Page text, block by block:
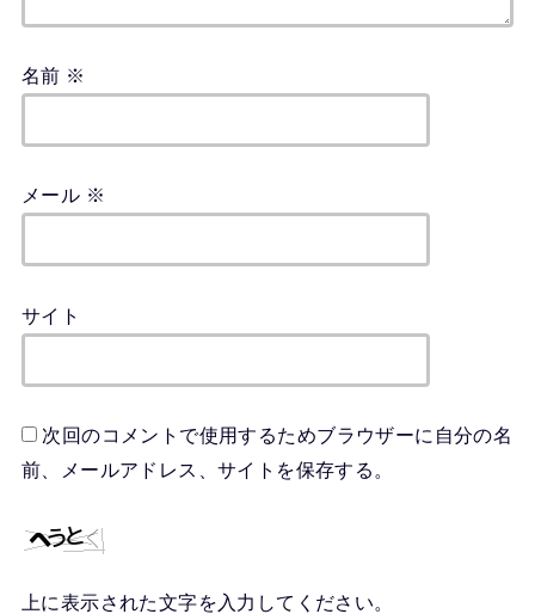
名前 ※
メール ※
サイト
次回のコメントで使用するためブラウザーに自分の名
前、メールアドレス、サイトを保存する。
上に表示された文字を入力してください。